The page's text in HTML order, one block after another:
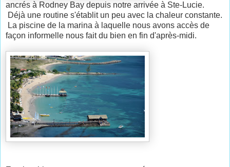
ancrés à Rodney Bay depuis notre arrivée à Ste-Lucie.
Déjà une routine s'établit un peu avec la chaleur constante.
La piscine de la marina à laquelle nous avons accès de
façon informelle nous fait du bien en fin d'après-midi.